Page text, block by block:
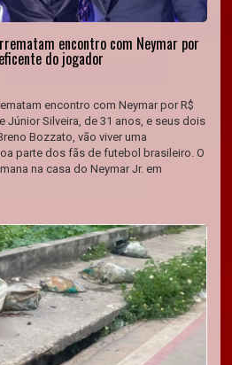
encontro com Neymar por
do jogador
encontro com Neymar por R$
Júnior Silveira, de 31 anos, e seus dois
Bozzato, vão viver uma
parte dos fãs de futebol brasileiro. O
na casa do Neymar Jr. em